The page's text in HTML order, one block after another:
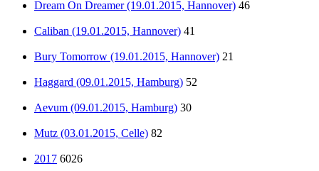
Dream On Dreamer (19.01.2015, Hannover) 46
Caliban (19.01.2015, Hannover) 41
Bury Tomorrow (19.01.2015, Hannover) 21
Haggard (09.01.2015, Hamburg) 52
Aevum (09.01.2015, Hamburg) 30
Mutz (03.01.2015, Celle) 82
2017 6026